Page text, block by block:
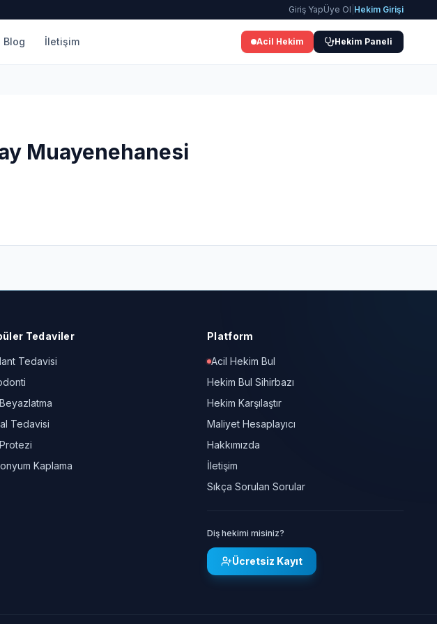
Giriş YapÜye Ol Hekim Girişi
Blog İletişim Acil Hekim Hekim Paneli
Muayenehanesi
Tedaviler
Tedavisi
Tedavisi
Kaplama
Platform
Acil Hekim Bul
Hekim Bul Sihirbazı
Hekim Karşılaştır
Maliyet Hesaplayıcı
Hakkımızda
İletişim
Sıkça Sorulan Sorular
Diş hekimi misiniz?
Ücretsiz Kayıt